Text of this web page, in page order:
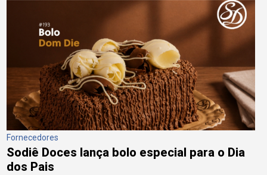
Fornecedores
Sodiê Doces lança bolo especial para o Dia
dos Pais